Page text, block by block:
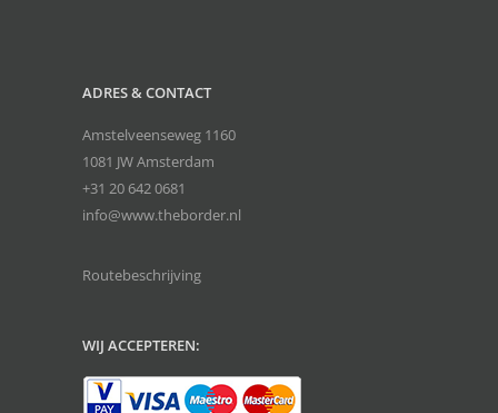
ADRES & CONTACT
Amstelveenseweg 1160
1081 JW Amsterdam
+31 20 642 0681
info@www.theborder.nl
Routebeschrijving
WIJ ACCEPTEREN: